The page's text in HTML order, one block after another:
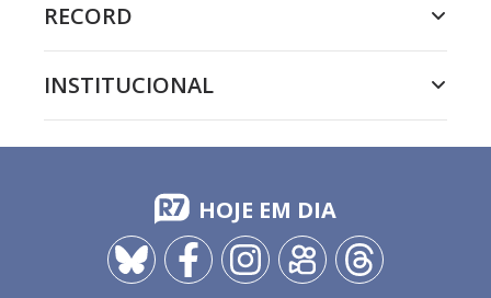
RECORD
INSTITUCIONAL
HOJE EM DIA